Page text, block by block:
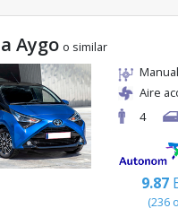
Aygo o similar
Manual
Aire
4
9.87
(236